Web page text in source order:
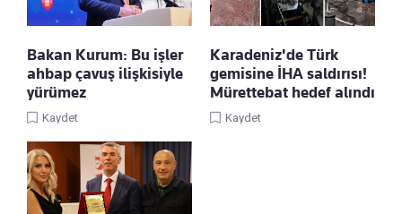
Bakan Kurum: Bu işler
ahbap çavuş ilişkisiyle
yürümez
Kaydet
Karadeniz'de Türk
gemisine İHA saldırısı!
Mürettebat hedef alındı
Kaydet